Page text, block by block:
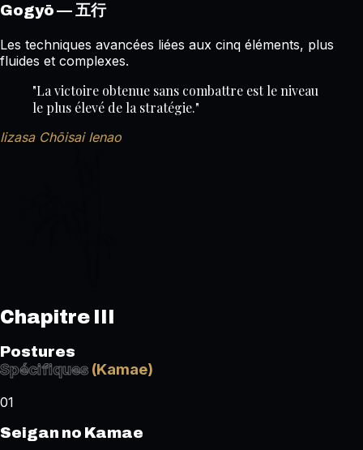
Gogyō — 五行
Les techniques avancées liées aux cinq éléments, plus
fluides et complexes.
"La victoire obtenue sans combattre est le niveau
le plus élevé de la stratégie."
Iizasa Chōisai Ienao
Chapitre III
Postures
Spécifiques (Kamae)
01
Seigan no Kamae